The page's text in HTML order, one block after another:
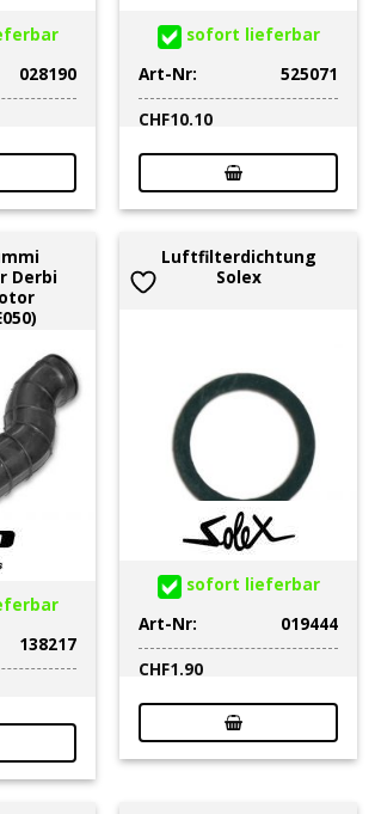
028190
sofort lieferbar
Art-Nr:
525071
CHF10.10
Derbi
138217
Luftfilterdichtung
Solex
sofort lieferbar
Art-Nr:
019444
CHF1.90